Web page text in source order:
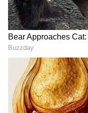
Bigg Boss Telugu
మిడ్ వీక్ ఎలిమినేషన్
Telugu 6) ఇలా
ఎలిమినేషన్ గురించి
ఎపిసోడ్లో